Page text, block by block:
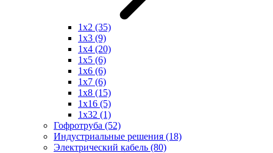
1x2 (35)
1x3 (9)
1x4 (20)
1x5 (6)
1x6 (6)
1x7 (6)
1x8 (15)
1x16 (5)
1x32 (1)
Гофротруба (52)
Индустриальные решения (18)
Электрический кабель (80)